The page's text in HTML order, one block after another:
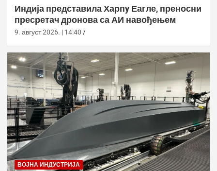
Индија представила Харпy Еагле, преносни
пресретач дронова са АИ навођењем
9. август 2026. | 14:40
ВОЈНА ИНДУСТРИЈА